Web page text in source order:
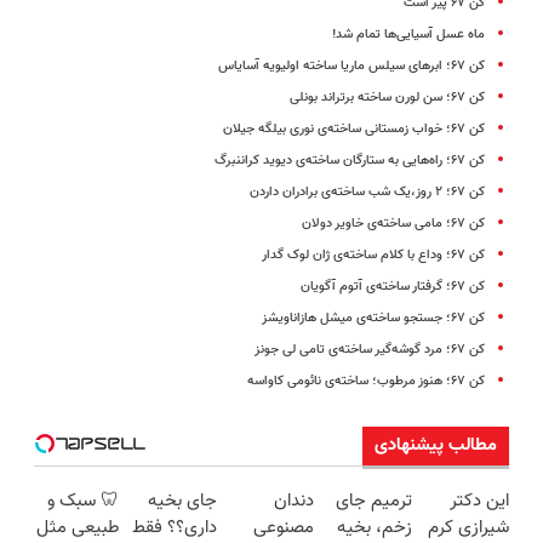
ماه عسل آسیایی‌ها تمام شد!
کن ۶۷؛ ابرهای سیلس ماریا ساخته‌ اولیویه آسایاس
کن ۶۷؛ سن لورن ساخته‌ برتراند بونلی
کن ۶۷؛ خواب زمستانی ساخته‌ی نوری بیلگه جیلان
کن ۶۷؛ راه‌هایی به ستارگان ساخته‌ی دیوید کراننبرگ
کن ۶۷؛ ۲ روز،یک شب ساخته‌ی برادران داردن
کن ۶۷؛ مامی ساخته‌ی خاویر دولان
کن ۶۷؛ وداع با کلام ساخته‌ی ژان لوک گدار
کن ۶۷؛ گرفتار ساخته‌ی آتوم آگویان
کن ۶۷؛ جستجو ساخته‌ی میشل هازاناویشز
کن ۶۷؛ مرد گوشه‌گیر ساخته‌ی تامی لی جونز
کن ۶۷؛ هنوز مرطوب؛ ساخته‌ی نائومی کاواسه
مطالب پیشنهادی
این دکتر
شیرازی کرم
ترمیم جای
زخم، بخیه
دندان
مصنوعی
جای بخیه
داری؟؟ فقط
🦷 سبک و
طبیعی مثل